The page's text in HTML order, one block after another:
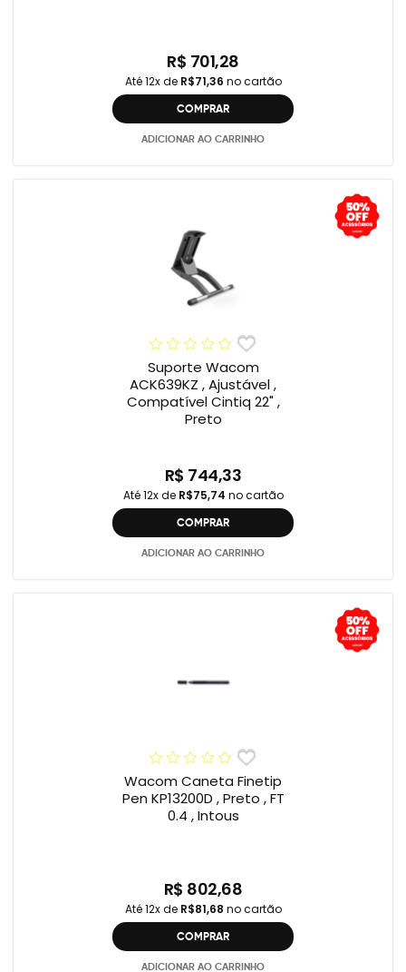
R$ 701,28
Até 12x de R$71,36 no cartão
COMPRAR
ADICIONAR AO CARRINHO
Suporte Wacom
ACK639KZ , Ajustável ,
Compatível Cintiq 22" ,
Preto
R$ 744,33
Até 12x de R$75,74 no cartão
COMPRAR
ADICIONAR AO CARRINHO
Wacom Caneta Finetip
Pen KP13200D , Preto , FT
0.4 , Intous
R$ 802,68
Até 12x de R$81,68 no cartão
COMPRAR
ADICIONAR AO CARRINHO